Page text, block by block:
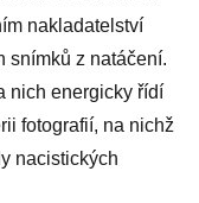
nakladatelství
snímků z natáčení.
nich energicky řídí
fotografií, na nichž
nacistických